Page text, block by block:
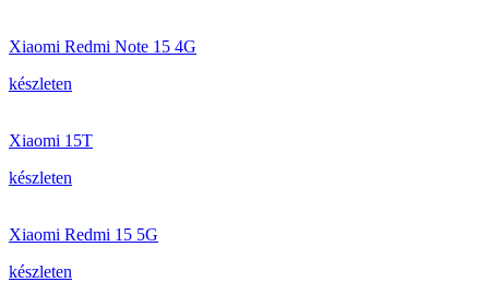
Xiaomi Redmi Note 15 4G
készleten
Xiaomi 15T
készleten
Xiaomi Redmi 15 5G
készleten